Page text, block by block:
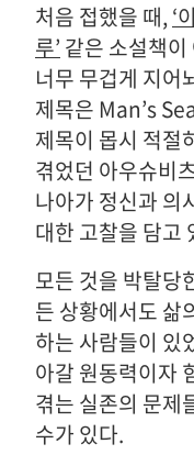
처음 접했을 때,‘
루’ 같은 소설책
너무 무겁게 지어
제목은 Man’s
제목이 몹시 적절
겪었던 아우슈비
나아가 정신과 의
대한 고찰을 담고
모든 것을 박탈당
든 상황에서도 삶
하는 사람들이 있
아갈 원동력이자
겪는 실존의 문제
수가 있다.